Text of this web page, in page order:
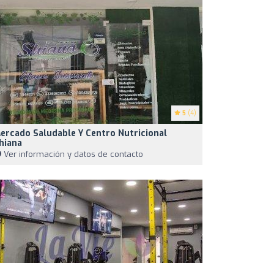
5 (4)
Saludable Y Centro Nutricional
Ver información y datos de contacto